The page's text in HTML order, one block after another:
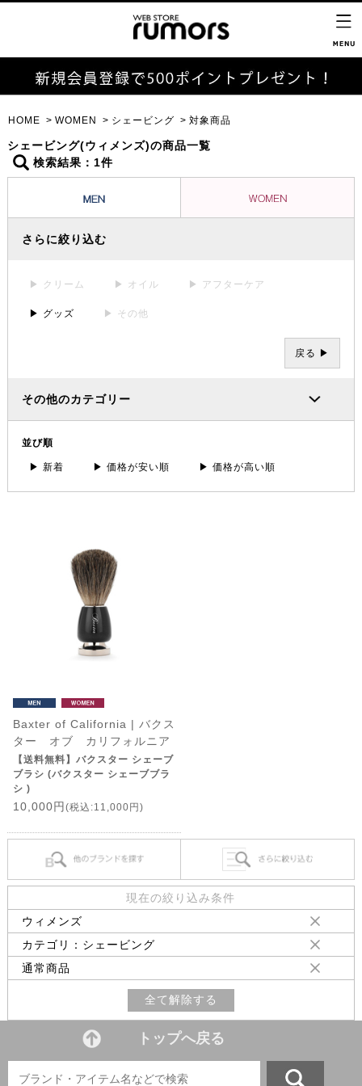
HOME WOMEN シェービング 対象商品
シェービング(ウィメンズ)の商品一覧
検索結果：1件
さらに絞り込む
▶ クリーム ▶ オイル ▶ アフターケア
▶ グッズ ▶ その他
戻る ▶
その他のカテゴリー
並び順
▶ 新着 ▶ 価格が安い順 ▶ 価格が高い順
Baxter of California | バクス
ター オブ カリフォルニア
【送料無料】バクスター シェーブ
ブラシ (バクスター シェーブブラ
シ )
10,000円 (税込:11,000円)
現在の絞り込み条件
ウィメンズ
カテゴリ：シェービング
通常商品
全て解除する
トップへ戻る